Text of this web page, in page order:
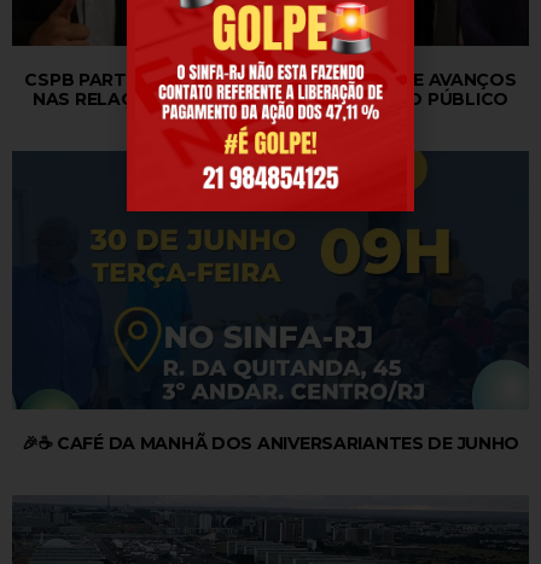
CSPB PARTICIPA DE REUNIÃO NO MGI SOBRE AVANÇOS
NAS RELAÇÕES DE TRABALHO NO SERVIÇO PÚBLICO
🎉☕ CAFÉ DA MANHÃ DOS ANIVERSARIANTES DE JUNHO